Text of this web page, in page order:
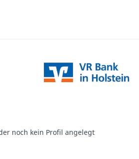
noch kein Profil angelegt